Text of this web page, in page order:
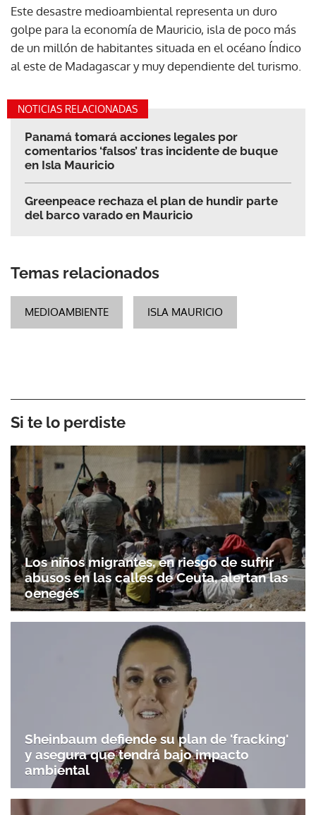
Este desastre medioambiental representa un duro
golpe para la economía de Mauricio, isla de poco más
de un millón de habitantes situada en el océano Índico
al este de Madagascar y muy dependiente del turismo.
NOTICIAS RELACIONADAS
Panamá tomará acciones legales por
comentarios ‘falsos’ tras incidente de buque
en Isla Mauricio
Greenpeace rechaza el plan de hundir parte
del barco varado en Mauricio
Temas relacionados
MEDIOAMBIENTE ISLA MAURICIO
Si te lo perdiste
Los niños migrantes, en riesgo de sufrir
abusos en las calles de Ceuta, alertan las
oenegés
Sheinbaum defiende su plan de 'fracking'
y asegura que tendrá bajo impacto
ambiental